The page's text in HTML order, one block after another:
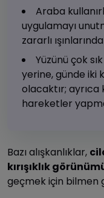
Araba
uygulamayı
zararlı
Yüzünü çok
yerine, günde iki
olacaktır;
hareketler
Bazı alışkanlıklar,
kırışıklık
geçmek için bilmen